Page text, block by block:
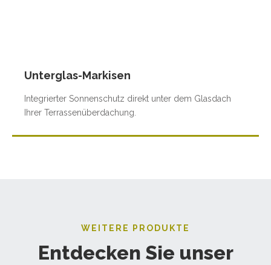
Unterglas-Markisen
Integrierter Sonnenschutz direkt unter dem Glasdach
Ihrer Terrassenüberdachung.
WEITERE PRODUKTE
Entdecken Sie unser